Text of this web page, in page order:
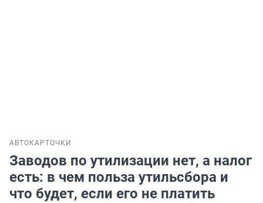
АВТО КАРТОЧКИ
Заводов по утилизации нет, а налог
есть: в чем польза утильсбора и
что будет, если его не платить